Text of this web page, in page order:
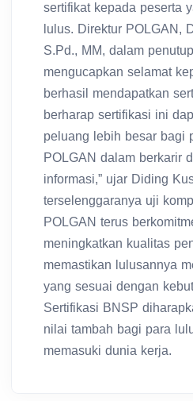
sertifikat kepada peserta
lulus. Direktur POLGAN,
S.Pd., MM, dalam
mengucapkan selamat
berhasil mendapatkan
berharap sertifikasi ini
peluang lebih besar bagi
POLGAN dalam berkarir
informasi,” ujar Diding
terselenggaranya uji
POLGAN terus
meningkatkan kualitas
memastikan lulusannya
yang sesuai dengan
Sertifikasi BNSP
nilai tambah bagi para
memasuki dunia kerja.